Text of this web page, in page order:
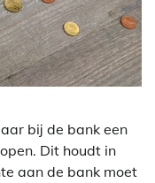
bij de bank een
Dit houdt in
aan de bank moet